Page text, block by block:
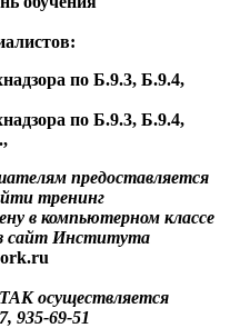
по Б.9.3, Б.9.4,
по Б.9.3, Б.9.4,
.,
предоставляется
тренинг
в компьютерном классе
сайт Института
осуществляется
935-69-51